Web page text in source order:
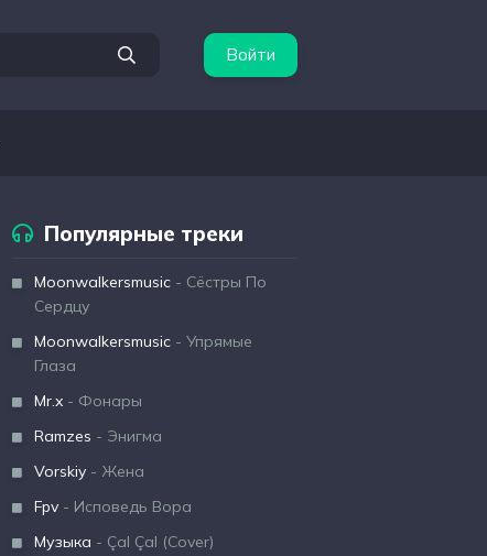
Войти
Популярные треки
Moonwalkersmusic - Сёстры По
Сердцу
Moonwalkersmusic - Упрямые
Глаза
Mr.x - Фонары
Ramzes - Энигма
Vorskiy - Жена
Fpv - Исповедь Вора
Музыка - Çal Çal (Cover)